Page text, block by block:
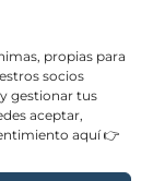
propias para
socios
gestionar tus
aceptar,
aquí 👉
oportunidad de
Opción para
alquiler de